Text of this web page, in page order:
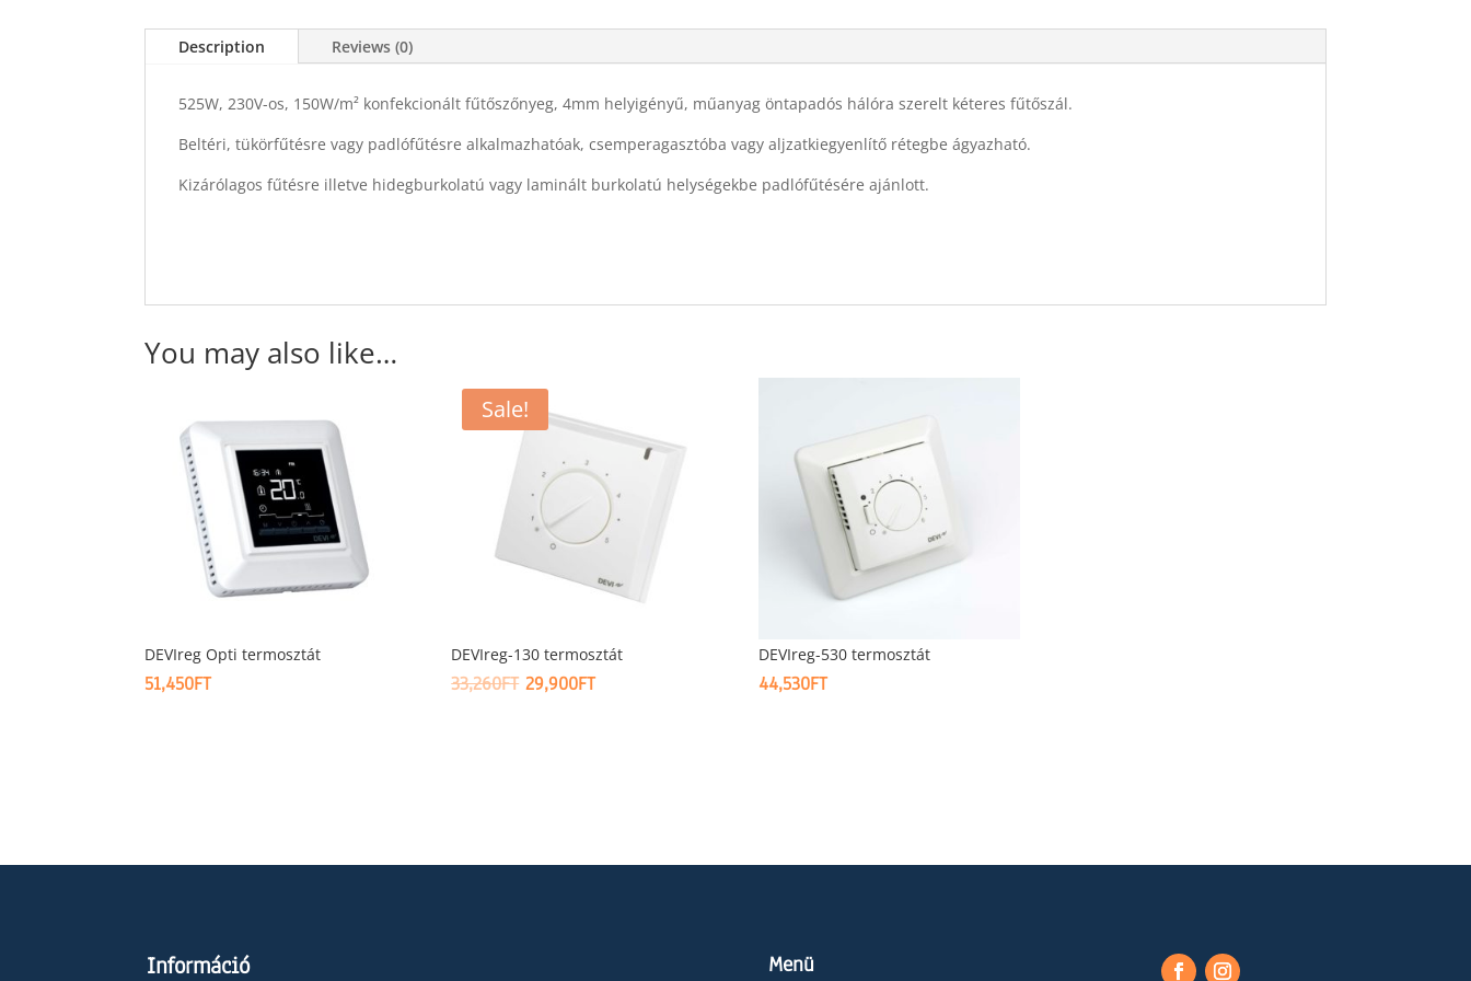
Description Reviews (0)
525W, 230V-os, 150W/m² konfekcionált fűtőszőnyeg, 4mm helyigényű, műanyag öntapadós hálóra szerelt kéteres fűtőszál.
Beltéri, tükörfűtésre vagy padlófűtésre alkalmazhatóak, csemperagasztóba vagy aljzatkiegyenlítő rétegbe ágyazható.
Kizárólagos fűtésre illetve hidegburkolatú vagy laminált burkolatú helységekbe padlófűtésére ajánlott.
You may also like…
DEVIreg Opti termosztát
51,450FT
Sale!
DEVIreg-130 termosztát
33,260FT ORIGINAL
29,900FTCURRENT
DEVIreg-530 termosztát
44,530FT
Információ Menü